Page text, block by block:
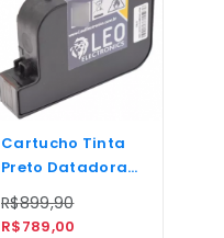
Cartucho Tinta
Preto Datadora
Inkjet Solvente
Sem Bloqueio
R$899,90
R$789,00